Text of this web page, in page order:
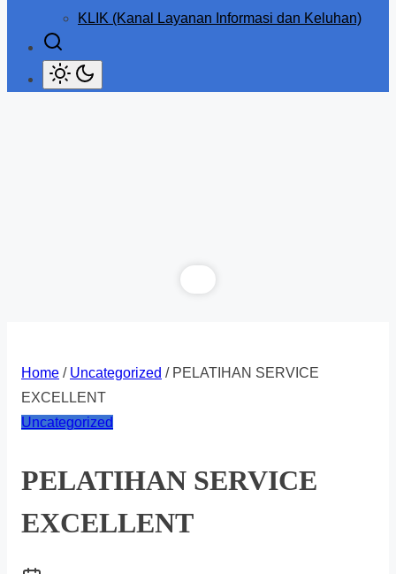
KLIK (Kanal Layanan Informasi dan Keluhan)
Home / Uncategorized / PELATIHAN SERVICE
EXCELLENT
Uncategorized
PELATIHAN SERVICE
EXCELLENT